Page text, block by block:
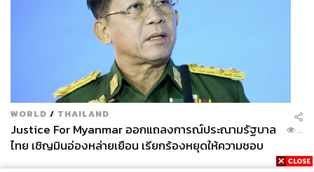
WORLD / THAILAND
Justice For Myanmar ออกแถลงการณ์ประณามรัฐบาล
ไทย เชิญมินอ่องหล่ายเยือน เรียกร้องหยุดให้ความชอบ
ธรรมรัฐบาลทหาร
...